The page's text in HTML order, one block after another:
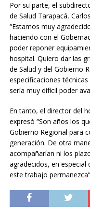
Por su parte, el
de Salud Tarapacá,
“Estamos muy
haciendo con el
poder reponer
hospital. Quiero dar las
de Salud y del Gobierno
especificaciones
sería muy difícil poder
En tanto, el director del
expresó “Son años los
Gobierno Regional para
generación. De otra
acompañarían ni los
agradecidos, en especial
este trabajo